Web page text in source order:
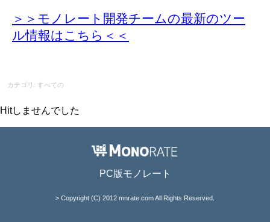
＞＞モノレート開発チームの最新のツー
ル情報はこちら＜＜
カテゴリ: すべての
Hitしませんでした
PC版モノレート
> Copyright (C) 2012 mnrate.com All Rights Reserved.